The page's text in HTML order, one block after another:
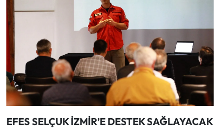
EFES SELÇUK İZMİR’E DESTEK SAĞLAYACAK